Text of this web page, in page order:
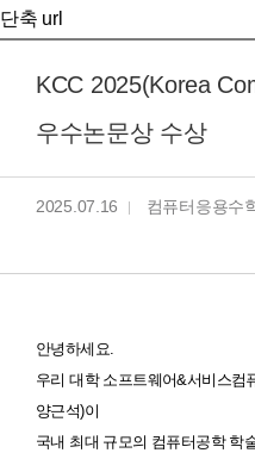
단축 url
KCC 2025(Korea
우수논문상 수상
2025.07.16 컴퓨터응용수
안녕하세요.
우리 대학 소프트웨어&서비스컴
양근석)이
국내 최대 규모의 컴퓨터공학 학